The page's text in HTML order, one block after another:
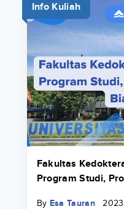
Info Kuliah
Fakultas
Program Studi,
By Esa Tauran